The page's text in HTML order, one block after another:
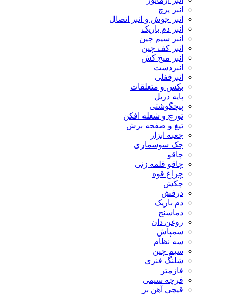
انبر پرچ
انبر جوش و انبر اتصال
انبر دم باریک
انبر سیم چین
انبر کف چین
انبر میخ کش
انبردست
انبرقفلی
بکس و متعلقات
پایه دریل
پیچگوشتی
تورچ و شعله افکن
تیغ و صفحه برش
جعبه ابزار
جک سوسماری
چاقو
چاقو قلمه زنی
چراغ قوه
چکش
درفش
دم باریک
دماسنج
روغن دان
سمپاش
سه نظام
سیم چین
شلنگ فنری
فازمتر
فرچه سیمی
قیچی آهن بر